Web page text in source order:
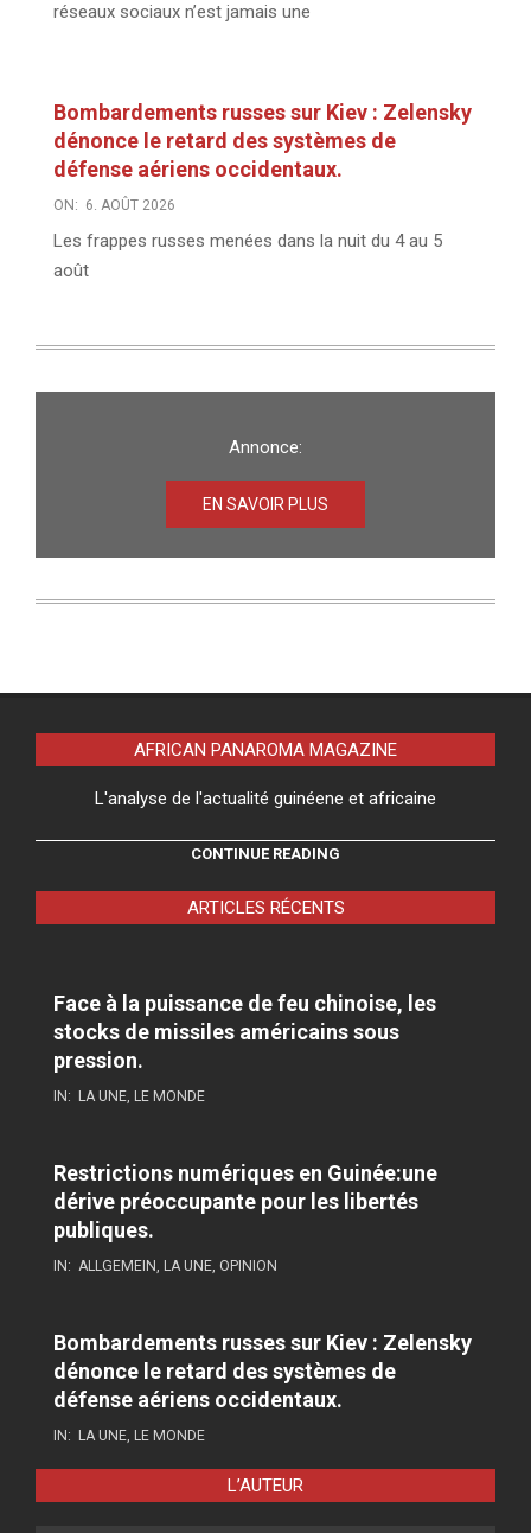
réseaux sociaux n’est jamais une
Bombardements russes sur Kiev : Zelensky
dénonce le retard des systèmes de
défense aériens occidentaux.
ON: 6. AOÛT 2026
Les frappes russes menées dans la nuit du 4 au 5
août
Annonce:
EN SAVOIR PLUS
AFRICAN PANAROMA MAGAZINE
L'analyse de l'actualité guinéene et africaine
CONTINUE READING
ARTICLES RÉCENTS
Face à la puissance de feu chinoise, les
stocks de missiles américains sous
pression.
IN: LA UNE, LE MONDE
Restrictions numériques en Guinée:une
dérive préoccupante pour les libertés
publiques.
IN: ALLGEMEIN, LA UNE, OPINION
Bombardements russes sur Kiev : Zelensky
dénonce le retard des systèmes de
défense aériens occidentaux.
IN: LA UNE, LE MONDE
L’AUTEUR